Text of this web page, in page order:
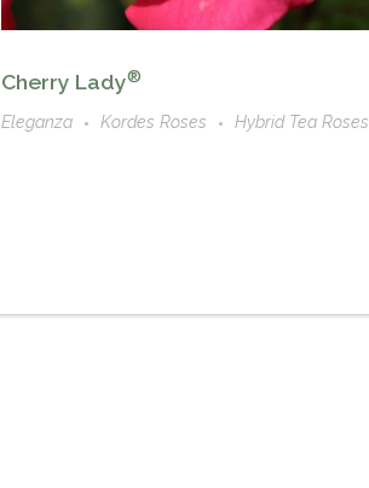
Cherry Lady®
Eleganza Kordes Roses Hybrid Tea Roses